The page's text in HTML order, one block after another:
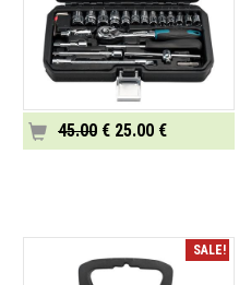
45.00 € 25.00 €
SALE!